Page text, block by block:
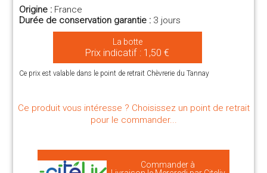
Origine : France
Durée de conservation garantie : 3 jours
La botte
Prix indicatif : 1,50 €
Ce prix est valable dans le point de retrait Chèvrerie du Tannay
Ce produit vous intéresse ? Choisissez un point de retrait
pour le commander...
Commander à